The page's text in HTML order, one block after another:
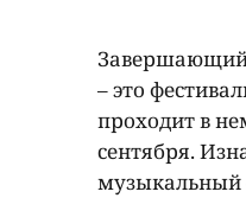
Завершающий
– это
проходит в
сентября.
музыкальный